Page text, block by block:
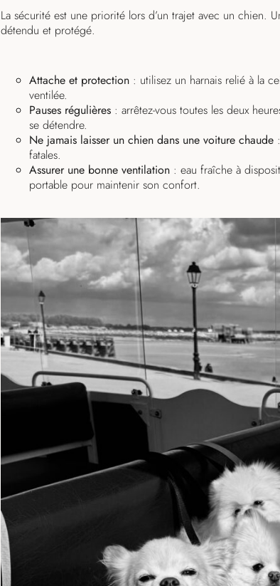
La sécurité est une priorité lors d’un trajet avec un chien.
détendu et protégé.
Attache et protection : utilisez un harnais relié à la
ventilée.
Pauses régulières : arrêtez-vous toutes les deux
se détendre.
Ne jamais laisser un chien dans une voiture chaude
fatales.
Assurer une bonne ventilation : eau fraîche à
portable pour maintenir son confort.